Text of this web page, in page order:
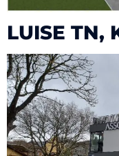
LUISE TN,